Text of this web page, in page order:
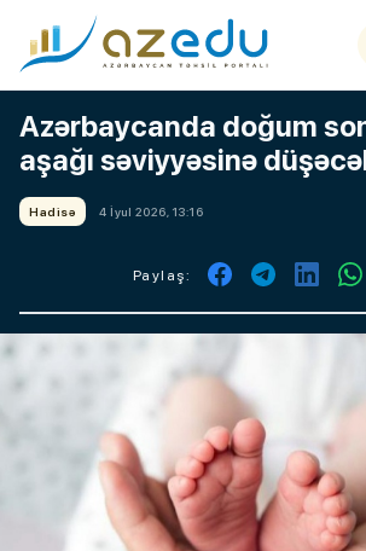
Azərbaycanda doğum
aşağı səviyyəsinə
Hadisə 4 İyul 2026, 13:16
Paylaş: